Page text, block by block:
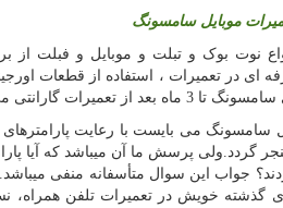
موبایل سامسونگ
نوت بوک و تبلت و موبایل و فبلت
ای در تعمیرات ، استفاده از قطعات
سامسونگ تا 3 ماه بعد از تعمیرات
سامسونگ می بایست با رعایت
گردد.ولی پرسش ما آن میباشد که آیا
جواب این سوال متأسفانه منفی
گذشته خویش در تعمیرات تلفن